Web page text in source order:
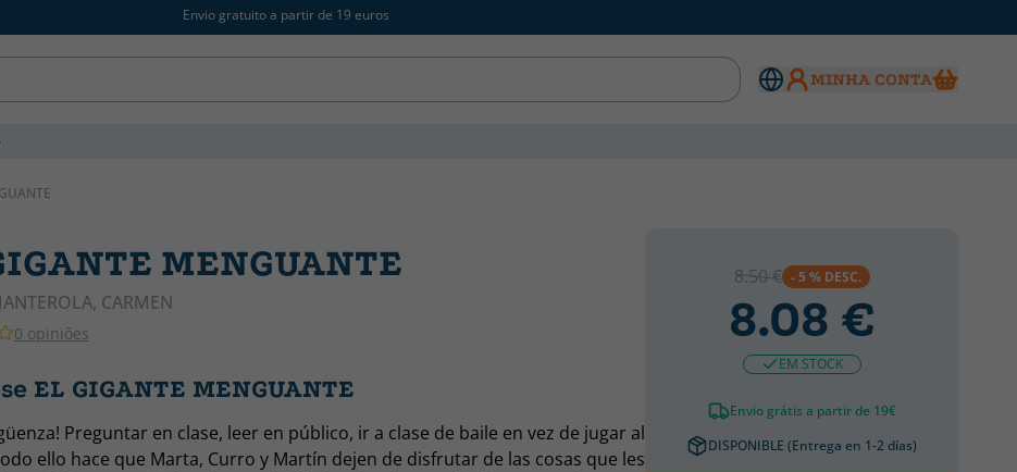
Envio gratuito a partir de 19 euros
MINHA CONTA
MENGUANTE
CARMEN
0 opiniões
EL GIGANTE MENGUANTE
Preguntar en clase, leer en público, ir a clase de baile en vez de jugar al
ello hace que Marta, Curro y Martín dejen de disfrutar de las cosas que les
8.50 € - 5 % DESC.
8.08 €
EM STOCK
Envio grátis a partir de 19€
DISPONIBLE (Entrega en 1-2 días)